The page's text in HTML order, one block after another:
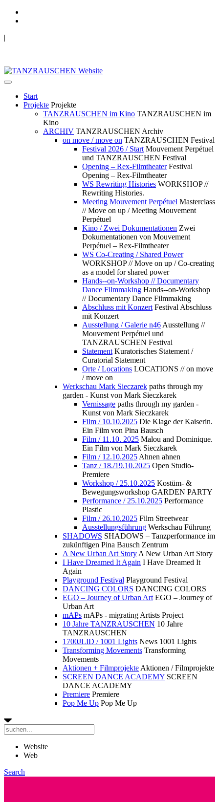
|
Start
Projekte Projekte
TANZRAUSCHEN im Kino TANZRAUSCHEN im
Kino
ARCHIV TANZRAUSCHEN Archiv
on move / move on TANZRAUSCHEN Festival
Festival 2026 / Start Mouvement Perpétuel
und TANZRAUSCHEN Festival
Opening – Rex-Filmtheater Festival
Opening – Rex-Filmtheater
WS Rewriting Histories WORKSHOP //
Rewriting Histories.
Meeting Mouvement Perpétuel Masterclass
// Move on up / Meeting Mouvement
Perpétuel
Kino / Zwei Dokumentationen Zwei
Dokumentationen von Mouvement
Perpétuel – Rex-Filmtheater
WS Co-Creating / Shared Power
WORKSHOP // Move on up / Co-creating
as a model for shared power
Hands--on-Workshop // Documentary
Dance Filmmaking Hands--on-Workshop
// Documentary Dance Filmmaking
Abschluss mit Konzert Festival Abschluss
mit Konzert
Ausstellung / Galerie n46 Ausstellung //
Mouvement Perpétuel und
TANZRAUSCHEN Festival
Statement Kuratorisches Statement /
Curatorial Statement
Orte / Locations LOCATIONS // on move
/ move on
Werkschau Mark Sieczarek paths through my
garden - Kunst von Mark Sieczkarek
Vernissage paths through my garden -
Kunst von Mark Sieczkarek
Film / 10.10.2025 Die Klage der Kaiserin.
Ein Film von Pina Bausch
Film / 11.10. 2025 Malou and Dominique.
Ein Film von Mark Sieczkarek
Film / 12.10.2025 Ahnen ahnen
Tanz / 18./19.10.2025 Open Studio-
Premiere
Workshop / 25.10.2025 Kostüm- &
Bewegungsworkshop GARDEN PARTY
Performance / 25.10.2025 Performance
Plastic
Film / 26.10.2025 Film Streetwear
Ausstellungsführung Werkschau Führung
SHADOWS SHADOWS – Tanzperformance im
zukünftigen Pina Bausch Zentrum
A New Urban Art Story A New Urban Art Story
I Have Dreamed It Again I Have Dreamed It
Again
Playground Festival Playground Festival
DANCING COLORS DANCING COLORS
EGO – Journey of Urban Art EGO – Journey of
Urban Art
mAPs mAPs - migrating Artists Project
10 Jahre TANZRAUSCHEN 10 Jahre
TANZRAUSCHEN
1700JLID / 1001 Lights News 1001 Lights
Transforming Movements Transforming
Movements
Aktionen + Filmprojekte Aktionen / Filmprojekte
SCREEN DANCE ACADEMY SCREEN
DANCE ACADEMY
Premiere Premiere
Pop Me Up Pop Me Up
Website
Web
Search